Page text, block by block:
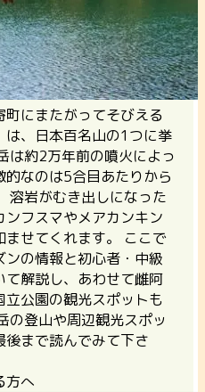
にまたがってそびえる
は、日本百名山の1つに挙
は約2万年前の噴火によっ
なのは5合目あたりから
溶岩がむき出しになった
フスマやメアカンキン
せてくれます。 ここで
の情報と初心者・中級
解説し、あわせて雌阿
公園の観光スポットも
の登山や周辺観光スポッ
後まで読んでみて下さ
方へ